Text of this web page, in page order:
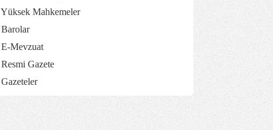
Yüksek Mahkemeler
Barolar
E-Mevzuat
Resmi Gazete
Gazeteler